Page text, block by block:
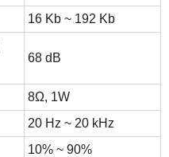
16 Kb ~ 192 Kb
68 dB
8Ω, 1W
20 Hz ~ 20 kHz
10% ~ 90%